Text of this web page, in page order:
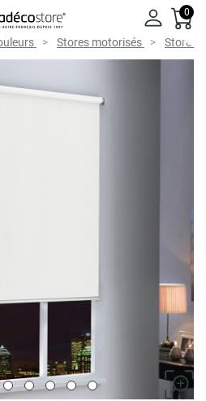
0
Stores motorisés Store